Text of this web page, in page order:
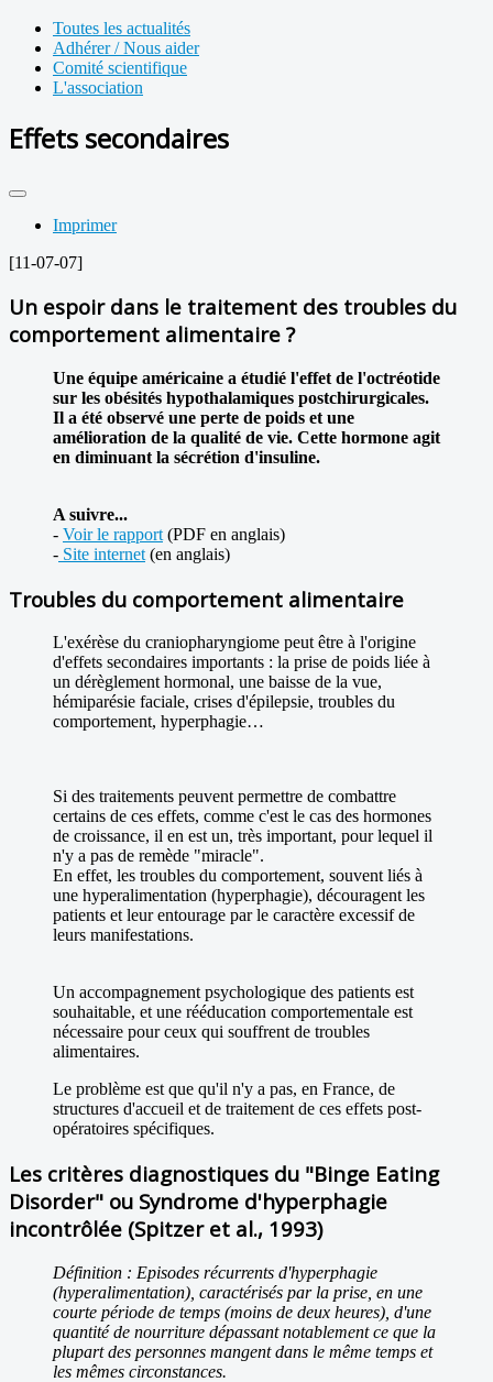
Toutes les actualités
Adhérer / Nous aider
Comité scientifique
L'association
Effets secondaires
Imprimer
[11-07-07]
Un espoir dans le traitement des troubles du
comportement alimentaire ?
Une équipe américaine a étudié l'effet de l'octréotide
sur les obésités hypothalamiques postchirurgicales.
Il a été observé une perte de poids et une
amélioration de la qualité de vie. Cette hormone agit
en diminuant la sécrétion d'insuline.
A suivre...
- Voir le rapport (PDF en anglais)
- Site internet (en anglais)
Troubles du comportement alimentaire
L'exérèse du craniopharyngiome peut être à l'origine
d'effets secondaires importants : la prise de poids liée à
un dérèglement hormonal, une baisse de la vue,
hémiparésie faciale, crises d'épilepsie, troubles du
comportement, hyperphagie…
Si des traitements peuvent permettre de combattre
certains de ces effets, comme c'est le cas des hormones
de croissance, il en est un, très important, pour lequel il
n'y a pas de remède "miracle".
En effet, les troubles du comportement, souvent liés à
une hyperalimentation (hyperphagie), découragent les
patients et leur entourage par le caractère excessif de
leurs manifestations.
Un accompagnement psychologique des patients est
souhaitable, et une rééducation comportementale est
nécessaire pour ceux qui souffrent de troubles
alimentaires.
Le problème est que qu'il n'y a pas, en France, de
structures d'accueil et de traitement de ces effets post-
opératoires spécifiques.
Les critères diagnostiques du "Binge Eating
Disorder" ou Syndrome d'hyperphagie
incontrôlée (Spitzer et al., 1993)
Définition : Episodes récurrents d'hyperphagie
(hyperalimentation), caractérisés par la prise, en une
courte période de temps (moins de deux heures), d'une
quantité de nourriture dépassant notablement ce que la
plupart des personnes mangent dans le même temps et
les mêmes circonstances.